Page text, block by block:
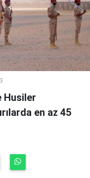
Husiler
en az 45